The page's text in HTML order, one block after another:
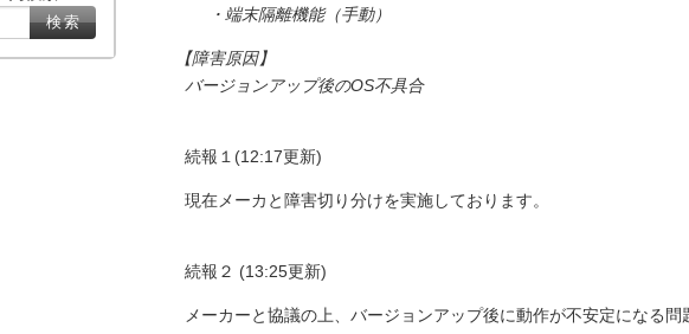
・端末隔離機能（手動）
【障害原因】
バージョンアップ後のOS不具合
続報１(12:17更新)
現在メーカと障害切り分けを実施しております。
続報２ (13:25更新)
メーカーと協議の上、バージョンアップ後に動作が不安定になる問